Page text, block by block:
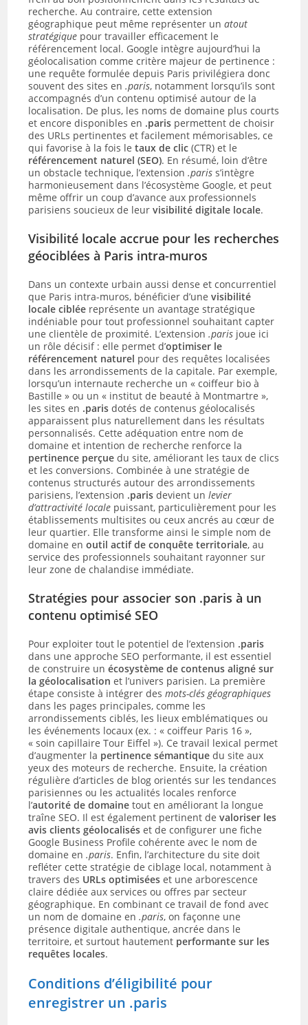
recherche. Au contraire, cette extension
géographique peut même représenter unatout
stratégique pour travailler efficacement le
référencement local. Google intègre aujourd’hui la
géolocalisation comme critère majeur de pertinence :
une requête formulée depuis Paris privilégiera donc
souvent des sites en.paris, notamment lorsqu’ils sont
accompagnés d’un contenu optimisé autour de la
localisation. De plus, les noms de domaine plus courts
et encore disponibles en .paris permettent de choisir
des URLs pertinentes et facilement mémorisables, ce
qui favorise à la fois letaux de clic (CTR) et le
référencement naturel (SEO). En résumé, loin d’être
un obstacle technique, l’extension.paris s’intègre
harmonieusement dans l’écosystème Google, et peut
même offrir un coup d’avance aux professionnels
parisiens soucieux de leurvisibilité digitale locale.
Visibilité locale accrue pour les recherches
géociblées à Paris intra-muros
Dans un contexte urbain aussi dense et concurrentiel
que Paris intra-muros, bénéficier d’unevisibilité
locale ciblée représente un avantage stratégique
indéniable pour tout professionnel souhaitant capter
une clientèle de proximité. L’extension.paris joue ici
un rôle décisif : elle permet d’optimiser le
référencement naturel pour des requêtes localisées
dans les arrondissements de la capitale. Par exemple,
lorsqu’un internaute recherche un « coiffeur bio à
Bastille » ou un « institut de beauté à Montmartre »,
les sites en .paris dotés de contenus géolocalisés
apparaissent plus naturellement dans les résultats
personnalisés. Cette adéquation entre nom de
domaine et intention de recherche renforce la
pertinence perçue du site, améliorant les taux de clics
et les conversions. Combinée à une stratégie de
contenus structurés autour des arrondissements
parisiens, l’extension .paris devient unlevier
d’attractivité locale puissant, particulièrement pour les
établissements multisites ou ceux ancrés au cœur de
leur quartier. Elle transforme ainsi le simple nom de
domaine enoutil actif de conquête territoriale, au
service des professionnels souhaitant rayonner sur
leur zone de chalandise immédiate.
Stratégies pour associer son .paris à un
contenu optimisé SEO
Pour exploiter tout le potentiel de l’extension .paris
dans une approche SEO performante, il est essentiel
de construire unécosystème de contenus aligné sur
la géolocalisation et l’univers parisien. La première
étape consiste à intégrer desmots-clés géographiques
dans les pages principales, comme les
arrondissements ciblés, les lieux emblématiques ou
les événements locaux (ex. : « coiffeur Paris 16 »,
« soin capillaire Tour Eiffel »). Ce travail lexical permet
d’augmenter la pertinence sémantique du site aux
yeux des moteurs de recherche. Ensuite, la création
régulière d’articles de blog orientés sur les tendances
parisiennes ou les actualités locales renforce
l’autorité de domaine tout en améliorant la longue
traîne SEO. Il est également pertinent devaloriser les
avis clients géolocalisés et de configurer une fiche
Google Business Profile cohérente avec le nom de
domaine en.paris. Enfin, l’architecture du site doit
refléter cette stratégie de ciblage local, notamment à
travers des URLs optimisées et une arborescence
claire dédiée aux services ou offres par secteur
géographique. En combinant ce travail de fond avec
un nom de domaine en.paris, on façonne une
présence digitale authentique, ancrée dans le
territoire, et surtout hautement performante sur les
requêtes locales.
Conditions d’éligibilité pour
enregistrer un .paris